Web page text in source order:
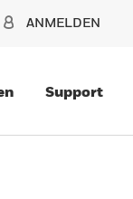
ANMELDEN
Support